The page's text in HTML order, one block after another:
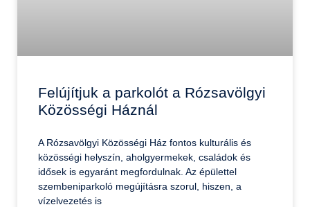
Felújítjuk a parkolót a Rózsavölgyi
Közösségi Háznál
A Rózsavölgyi Közösségi Ház fontos kulturális és
közösségi helyszín, aholgyermekek, családok és
idősek is egyaránt megfordulnak. Az épülettel
szembeniparkoló megújításra szorul, hiszen, a
vízelvezetés is